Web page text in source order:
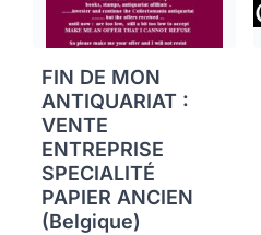
FIN DE MON
ANTIQUARIAT :
VENTE
ENTREPRISE
SPECIALITÉ
PAPIER ANCIEN
(Belgique)